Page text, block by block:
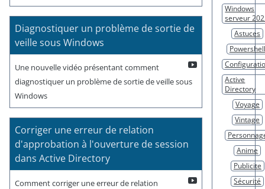
Diagnostiquer un problème de sortie de
veille sous Windows
Une nouvelle vidéo présentant comment
diagnostiquer un problème de sortie de veille sous
Windows
Corriger une erreur de relation
d'approbation à l'ouverture de session
dans Active Directory
Comment corriger une erreur de relation
Windows
serveur
Astuces
Powershell
Active
Directory
Voyage
Vintage
Anime
Publicite
Sécurité